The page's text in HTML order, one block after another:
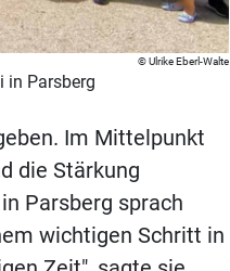
Ulrike Eberl-Walte
in Parsberg
Im Mittelpunkt
die Stärkung
Parsberg sprach
wichtigen Schritt in